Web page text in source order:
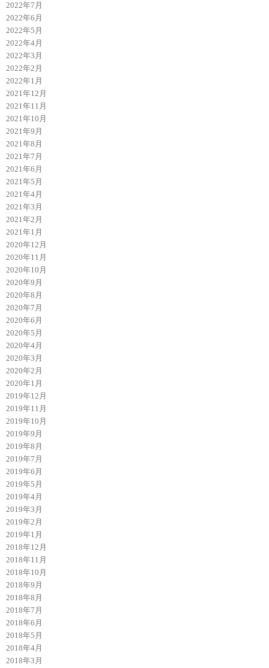
2022年7月
2022年6月
2022年5月
2022年4月
2022年3月
2022年2月
2022年1月
2021年12月
2021年11月
2021年10月
2021年9月
2021年8月
2021年7月
2021年6月
2021年5月
2021年4月
2021年3月
2021年2月
2021年1月
2020年12月
2020年11月
2020年10月
2020年9月
2020年8月
2020年7月
2020年6月
2020年5月
2020年4月
2020年3月
2020年2月
2020年1月
2019年12月
2019年11月
2019年10月
2019年9月
2019年8月
2019年7月
2019年6月
2019年5月
2019年4月
2019年3月
2019年2月
2019年1月
2018年12月
2018年11月
2018年10月
2018年9月
2018年8月
2018年7月
2018年6月
2018年5月
2018年4月
2018年3月